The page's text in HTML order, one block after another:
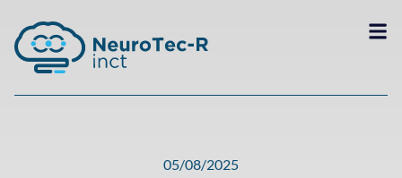
05/08/2025